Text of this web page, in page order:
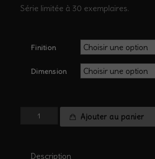
Série limitée à 30 exemplaires.
Finition
Dimension
quantité
Ajouter au panier
Description